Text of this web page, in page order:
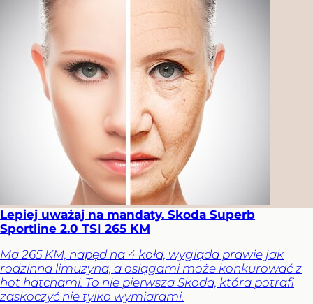
Lepiej uważaj na mandaty. Skoda Superb
Sportline 2.0 TSI 265 KM
Ma 265 KM, napęd na 4 koła, wygląda prawie jak
rodzinna limuzyna, a osiągami może konkurować z
hot hatchami. To nie pierwsza Skoda, która potrafi
zaskoczyć nie tylko wymiarami.